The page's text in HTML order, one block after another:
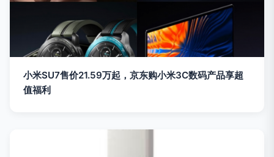
小米SU7售价21.59万起，京东购小米3C数码产品享超
值福利